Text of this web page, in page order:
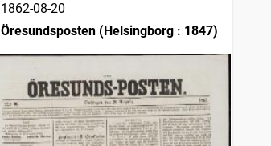
1862-08-20
Öresundsposten (Helsingborg : 1847)